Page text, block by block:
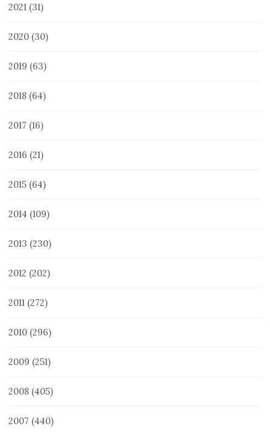
2021 (31)
2020 (30)
2019 (63)
2018 (64)
2017 (16)
2016 (21)
2015 (64)
2014 (109)
2013 (230)
2012 (202)
2011 (272)
2010 (296)
2009 (251)
2008 (405)
2007 (440)